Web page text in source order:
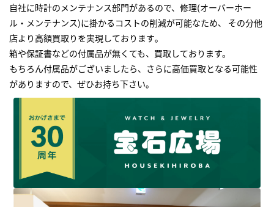
自社に時計のメンテナンス部門があるので、修理(オーバーホー
ル・メンテナンス)に掛かるコストの削減が可能なため、 その分他
店より高額買取りを実現しております｡
箱や保証書などの付属品が無くても、買取しております。
もちろん付属品がございましたら、さらに高価買取となる可能性
がありますので、ぜひお持ち下さい｡